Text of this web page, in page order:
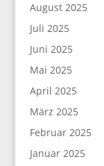
August 2025
Juli 2025
Juni 2025
Mai 2025
April 2025
März 2025
Februar 2025
Januar 2025